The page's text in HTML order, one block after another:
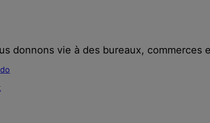
donnons vie à des bureaux, commerces